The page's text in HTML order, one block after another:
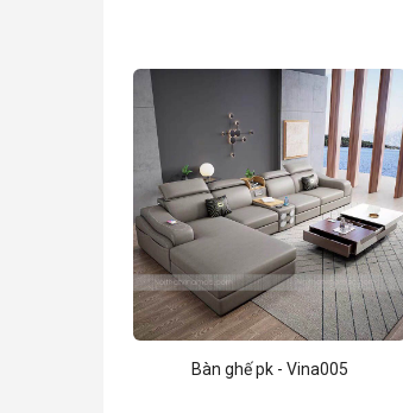
Bàn ghế pk - Vina005